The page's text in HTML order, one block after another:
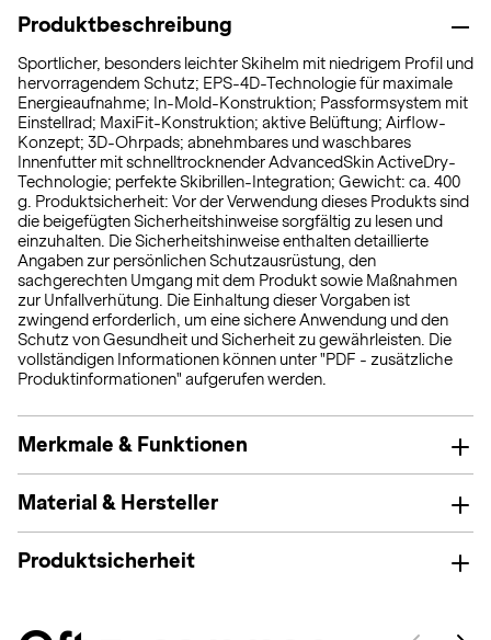
Produktbeschreibung
Sportlicher, besonders leichter Skihelm mit niedrigem Profil und
hervorragendem Schutz; EPS-4D-Technologie für maximale
Energieaufnahme; In-Mold-Konstruktion; Passformsystem mit
Einstellrad; MaxiFit-Konstruktion; aktive Belüftung; Airflow-
Konzept; 3D-Ohrpads; abnehmbares und waschbares
Innenfutter mit schnelltrocknender AdvancedSkin ActiveDry-
Technologie; perfekte Skibrillen-Integration; Gewicht: ca. 400
g. Produktsicherheit: Vor der Verwendung dieses Produkts sind
die beigefügten Sicherheitshinweise sorgfältig zu lesen und
einzuhalten. Die Sicherheitshinweise enthalten detaillierte
Angaben zur persönlichen Schutzausrüstung, den
sachgerechten Umgang mit dem Produkt sowie Maßnahmen
zur Unfallverhütung. Die Einhaltung dieser Vorgaben ist
zwingend erforderlich, um eine sichere Anwendung und den
Schutz von Gesundheit und Sicherheit zu gewährleisten. Die
vollständigen Informationen können unter "PDF - zusätzliche
Produktinformationen" aufgerufen werden.
Merkmale & Funktionen
Material & Hersteller
Produktsicherheit